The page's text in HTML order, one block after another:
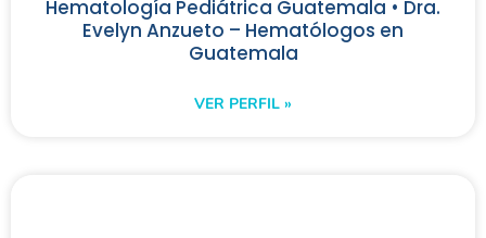
Hematología Pediátrica Guatemala • Dra.
Evelyn Anzueto – Hematólogos en
Guatemala
VER PERFIL »